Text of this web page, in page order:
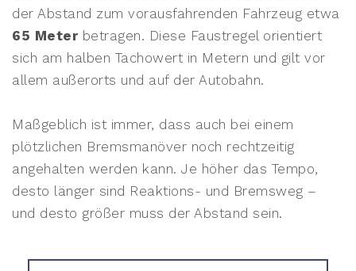
der Abstand zum vorausfahrenden Fahrzeug etwa
65 Meter betragen. Diese Faustregel orientiert
sich am halben Tachowert in Metern und gilt vor
allem außerorts und auf der Autobahn.
Maßgeblich ist immer, dass auch bei einem
plötzlichen Bremsmanöver noch rechtzeitig
angehalten werden kann. Je höher das Tempo,
desto länger sind Reaktions- und Bremsweg –
und desto größer muss der Abstand sein.